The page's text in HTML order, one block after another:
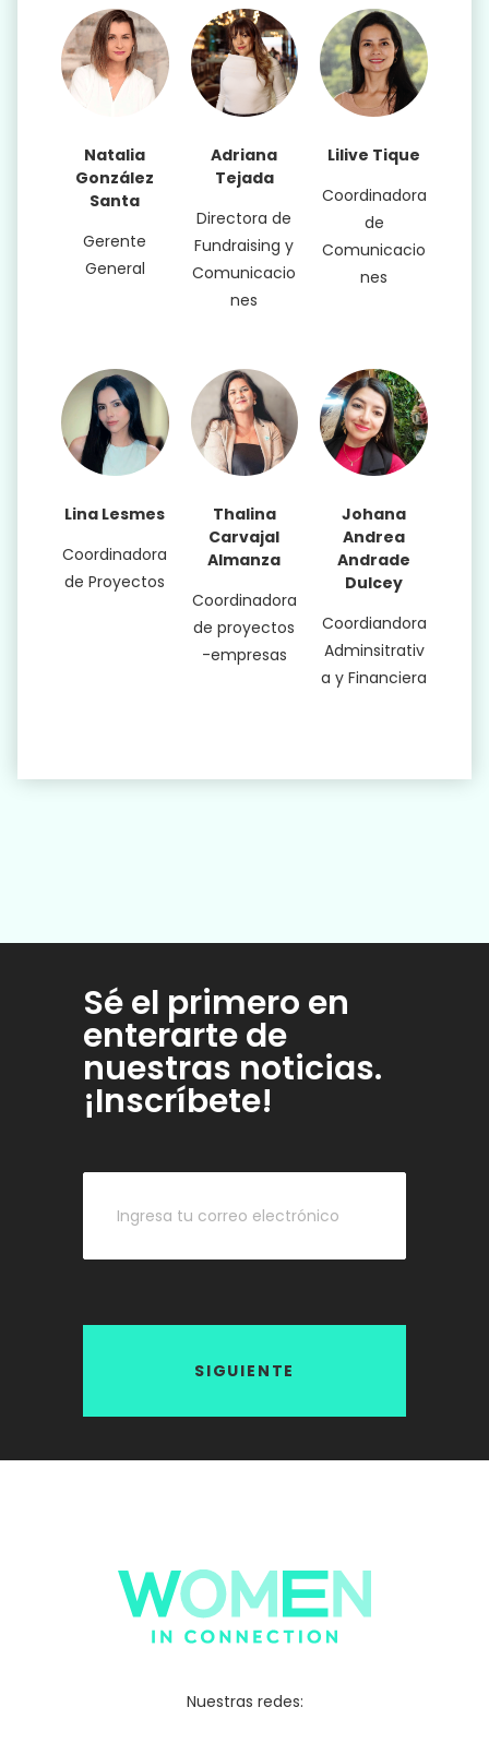
Natalia
González
Santa
Gerente
General
Adriana
Tejada
Directora de
Fundraising y
Comunicacio
nes
Lilive Tique
Coordinadora
de
Comunicacio
nes
Lina Lesmes
Coordinadora
de Proyectos
Thalina
Carvajal
Almanza
Coordinadora
de proyectos
-empresas
Johana
Andrea
Andrade
Dulcey
Coordiandora
Adminsitrativ
a y Financiera
Sé el primero en
enterarte de
nuestras noticias.
¡Inscríbete!
SIGUIENTE
Nuestras redes: